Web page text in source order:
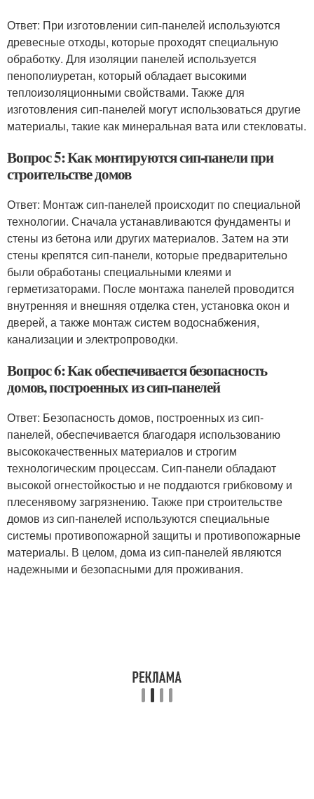
Ответ: При изготовлении сип-панелей используются
древесные отходы, которые проходят специальную
обработку. Для изоляции панелей используется
пенополиуретан, который обладает высокими
теплоизоляционными свойствами. Также для
изготовления сип-панелей могут использоваться другие
материалы, такие как минеральная вата или стекловаты.
Вопрос 5: Как монтируются сип-панели при
строительстве домов
Ответ: Монтаж сип-панелей происходит по специальной
технологии. Сначала устанавливаются фундаменты и
стены из бетона или других материалов. Затем на эти
стены крепятся сип-панели, которые предварительно
были обработаны специальными клеями и
герметизаторами. После монтажа панелей проводится
внутренняя и внешняя отделка стен, установка окон и
дверей, а также монтаж систем водоснабжения,
канализации и электропроводки.
Вопрос 6: Как обеспечивается безопасность
домов, построенных из сип-панелей
Ответ: Безопасность домов, построенных из сип-
панелей, обеспечивается благодаря использованию
высококачественных материалов и строгим
технологическим процессам. Сип-панели обладают
высокой огнестойкостью и не поддаются грибковому и
плесенявому загрязнению. Также при строительстве
домов из сип-панелей используются специальные
системы противопожарной защиты и противопожарные
материалы. В целом, дома из сип-панелей являются
надежными и безопасными для проживания.